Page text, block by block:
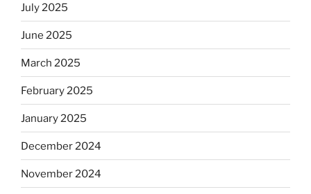
July 2025
June 2025
March 2025
February 2025
January 2025
December 2024
November 2024